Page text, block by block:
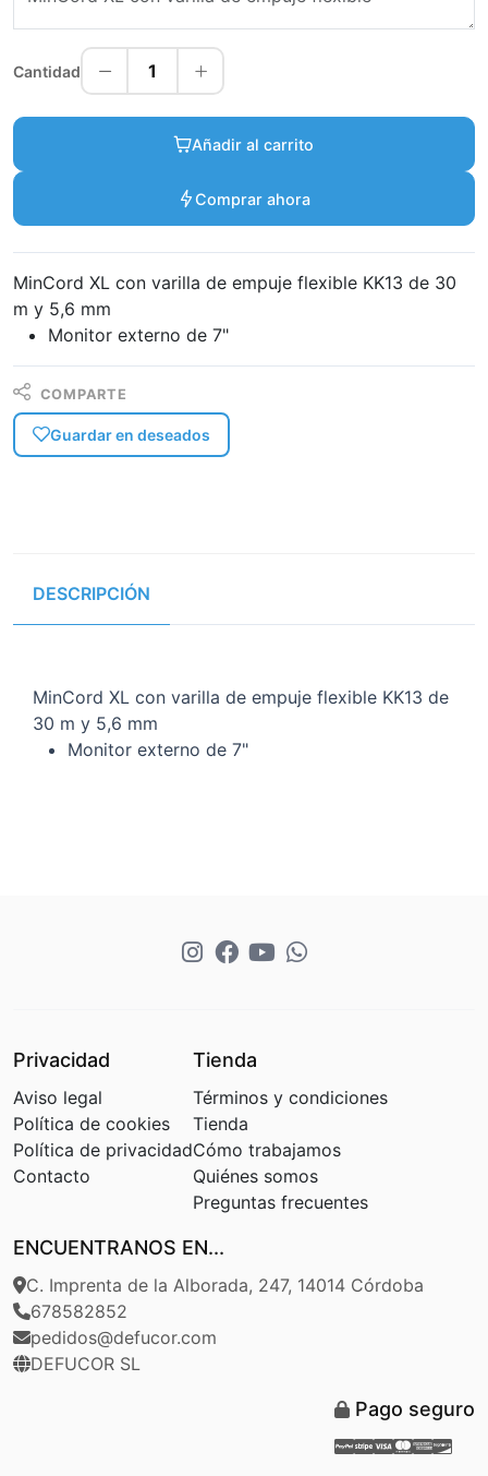
Cantidad 1
Añadir al carrito
Comprar ahora
MinCord XL con varilla de empuje flexible KK13 de 30
m y 5,6 mm
Monitor externo de 7"
COMPARTE
Guardar en deseados
DESCRIPCIÓN
MinCord XL con varilla de empuje flexible KK13 de
30 m y 5,6 mm
Monitor externo de 7"
Privacidad
Aviso legal
Política de cookies
Política de privacidad
Contacto
Tienda
Términos y condiciones
Tienda
Cómo trabajamos
Quiénes somos
Preguntas frecuentes
ENCUENTRANOS EN...
C. Imprenta de la Alborada, 247, 14014 Córdoba
678582852
pedidos@defucor.com
DEFUCOR SL
Pago seguro
Paypal
Stripe
Visa